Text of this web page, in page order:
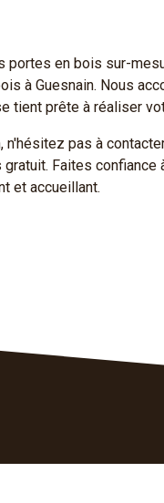
en bois sur-
à Guesnain. Nous
tient prête à réaliser
pas à
Faites
et accueillant.